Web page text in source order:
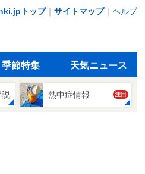
トップ｜ サイトマップ｜ ヘルプ
季節特集 天気ニュース
熱中症情報 注目